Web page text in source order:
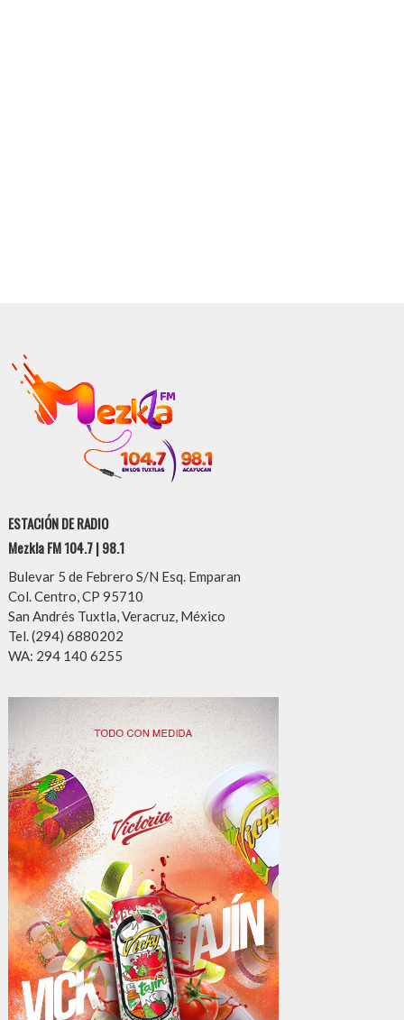
ESTACIÓN DE RADIO
Mezkla FM 104.7 | 98.1
Bulevar 5 de Febrero S/N Esq. Emparan
Col. Centro, CP 95710
San Andrés Tuxtla, Veracruz, México
Tel. (294) 6880202
WA: 294 140 6255